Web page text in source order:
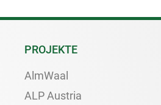
PROJEKTE
AlmWaal
ALP Austria